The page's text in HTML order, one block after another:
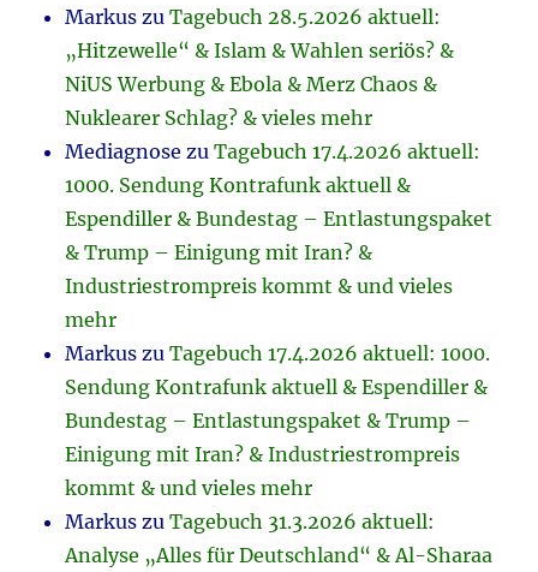
Markus zuTagebuch 28.5.2026 aktuell:
„Hitzewelle“ & Islam & Wahlen seriös? &
NiUS Werbung & Ebola & Merz Chaos &
Nuklearer Schlag? & vieles mehr
Mediagnose zuTagebuch 17.4.2026 aktuell:
1000. Sendung Kontrafunk aktuell &
Espendiller & Bundestag – Entlastungspaket
& Trump – Einigung mit Iran? &
Industriestrompreis kommt & und vieles
mehr
Markus zuTagebuch 17.4.2026 aktuell: 1000.
Sendung Kontrafunk aktuell & Espendiller &
Bundestag – Entlastungspaket & Trump –
Einigung mit Iran? & Industriestrompreis
kommt & und vieles mehr
Markus zuTagebuch 31.3.2026 aktuell:
Analyse „Alles für Deutschland“ & Al-Sharaa